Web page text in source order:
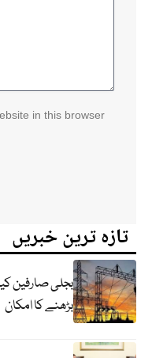
in this browser
تازہ ترین خبریں
بجلی صارفین
بڑھنے کا امکان